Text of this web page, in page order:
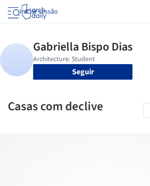
Iniciar sessão
Seguir
Casas com declive